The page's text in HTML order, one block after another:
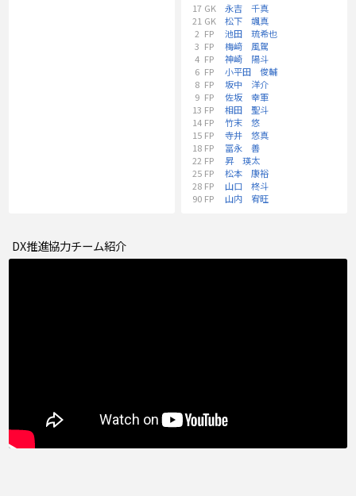
17 GK
永吉 千真
21 GK
松下 颯真
2 FP
池田 琉希也
3 FP
梅﨑 風駕
4 FP
神崎 陽斗
6 FP
小平田 俊輔
8 FP
坂中 洋介
9 FP
佐坂 幸軍
13 FP
相田 聖斗
14 FP
竹末 悠
15 FP
寺井 悠真
18 FP
冨永 善
22 FP
昇 瑛太
25 FP
松本 康裕
28 FP
山口 柊斗
90 FP 山内 宥旺
DX推進協力チーム紹介